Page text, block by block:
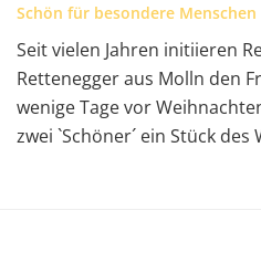
Schön für besondere Menschen
Seit vielen Jahren initiieren
Rettenegger aus Molln den
wenige Tage vor
zwei `Schöner´ ein Stück des